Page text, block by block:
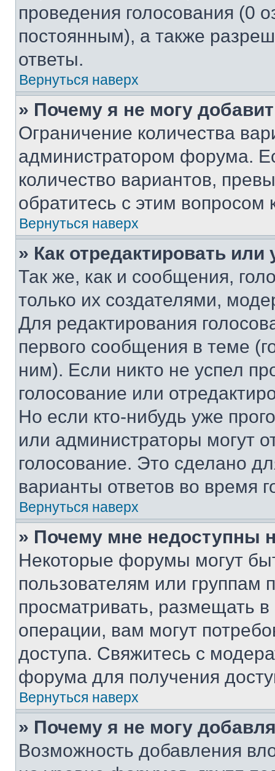
проведения голосования (0
постоянным), а также
ответы.
Вернуться наверх
» Почему я не могу
Ограничение количества
администратором форума.
количество вариантов,
обратитесь с этим вопросом
Вернуться наверх
» Как отредактировать
Так же, как и сообщения,
только их создателями,
Для редактирования
первого сообщения в теме
ним). Если никто не успел
голосование или
Но если кто-нибудь уже
или администраторы могут
голосование. Это сделано
варианты ответов во время
Вернуться наверх
» Почему мне недоступны
Некоторые форумы могут
пользователям или группам
просматривать, размещать
операции, вам могут
доступа. Свяжитесь с
форума для получения
Вернуться наверх
» Почему я не могу
Возможность добавления